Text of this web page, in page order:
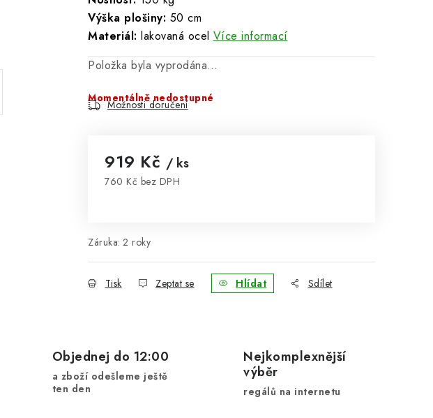
Výška plošiny: 50 cm
Materiál: lakovaná ocel Více informací
Položka byla vyprodána…
Momentálně nedostupné
Možnosti doručení
919 Kč / ks
760 Kč bez DPH
Záruka: 2 roky
Tisk Zeptat se Hlídat Sdílet
Objednej do 12:00
a zboží odešleme ještě
ten den
Nejkomplexnější
výběr
regálů na internetu